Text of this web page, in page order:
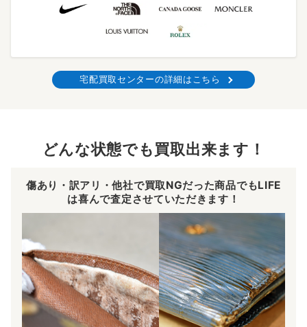
宅配買取センターの詳細はこちら
どんな状態でも買取出来ます！
傷あり・訳アリ・他社で買取NGだった商品でもLIFE
は喜んで査定させていただきます！